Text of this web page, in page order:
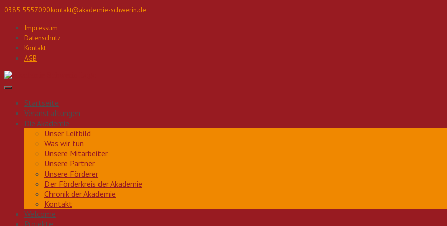
Direkt
Inhalt
0385 5557090kontakt@akademie-schwerin.de
Impressum
Datenschutz
Kontakt
AGB
Startseite
Veranstaltungen
Die Akademie
Unser Leitbild
Was wir tun
Unsere Mitarbeiter
Unsere Partner
Unsere Förderer
Der Förderkreis der Akademie
Chronik der Akademie
Kontakt
Welcome
Projekte